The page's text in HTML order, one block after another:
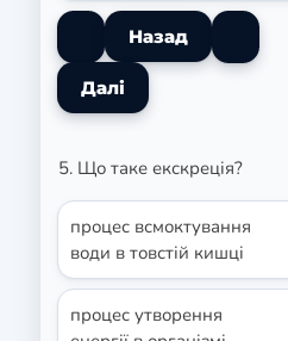
5. Що таке екскреція?
процес всмоктування
води в товстій кишці
процес утворення